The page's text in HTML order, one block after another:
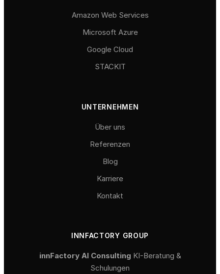
Amazon Web Services
Microsoft Azure
Google Cloud
STACKIT
UNTERNEHMEN
Über uns
Referenzen
Blog
Karriere
Kontakt
INNFACTORY GROUP
innFactory AI Consulting KI-Beratung &
Schulungen